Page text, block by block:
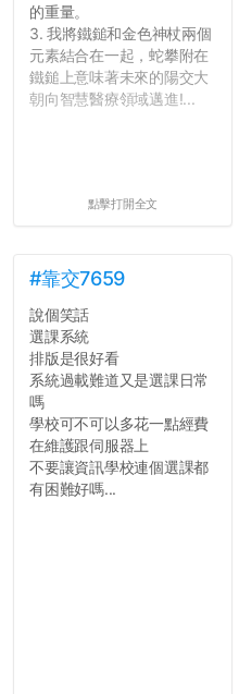
的重量。
3. 我將鐵鎚和金色神杖兩個
元素結合在一起，蛇攀附在
鐵鎚上意味著未來的陽交大
朝向智慧醫療領域邁進!...
點擊打開全文
#靠交7659
說個笑話
選課系統
排版是很好看
系統過載難道又是選課日常
嗎
學校可不可以多花一點經費
在維護跟伺服器上
不要讓資訊學校連個選課都
有困難好嗎...